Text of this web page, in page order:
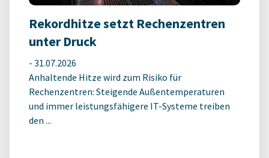
Rekordhitze setzt Rechenzentren
unter Druck
- 31.07.2026
Anhaltende Hitze wird zum Risiko für
Rechenzentren: Steigende Außentemperaturen
und immer leistungsfähigere IT-Systeme treiben
den ...